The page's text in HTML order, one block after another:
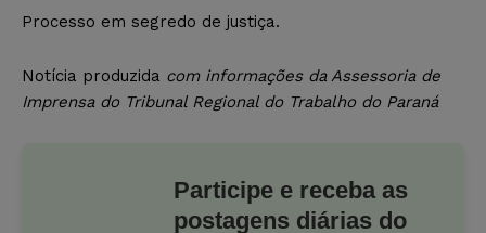
Processo em segredo de justiça.
Notícia produzida com informações da Assessoria de
Imprensa do Tribunal Regional do Trabalho do Paraná
Participe e receba as
postagens diárias do